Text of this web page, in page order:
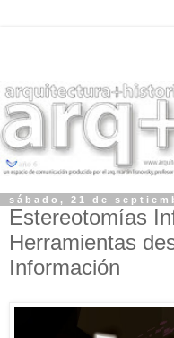
sábado, 21 de
Estereotomías
Herramientas
Información